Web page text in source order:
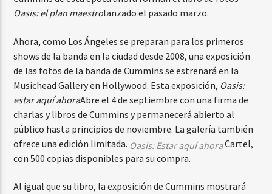
Oasis: el plan maestrolanzado el pasado marzo.
Ahora, como Los Ángeles se preparan para los primeros
shows de la banda en la ciudad desde 2008, una exposición
de las fotos de la banda de Cummins se estrenará en la
Musichead Gallery en Hollywood. Esta exposición, Oasis:
estar aquí ahoraAbre el 4 de septiembre con una firma de
charlas y libros de Cummins y permanecerá abierto al
público hasta principios de noviembre. La galería también
ofrece una edición limitada. Oasis: Estar aquí ahoraCartel,
con 500 copias disponibles para su compra.
Al igual que su libro, la exposición de Cummins mostrará